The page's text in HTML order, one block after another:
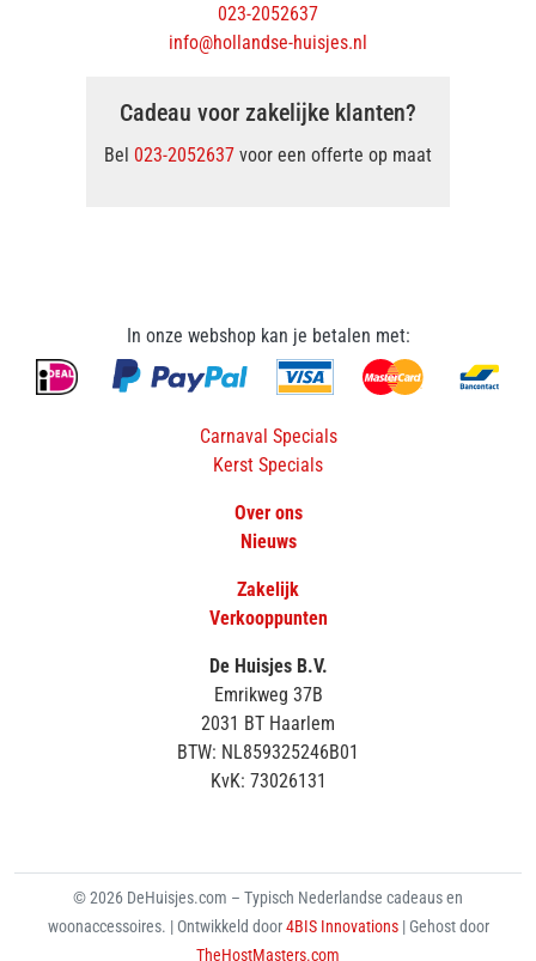
023-2052637
info@hollandse-huisjes.nl
Cadeau voor zakelijke klanten?
Bel 023-2052637 voor een offerte op maat
In onze webshop kan je betalen met:
Carnaval Specials
Kerst Specials
Over ons
Nieuws
Zakelijk
Verkooppunten
De Huisjes B.V.
Emrikweg 37B
2031 BT Haarlem
BTW: NL859325246B01
KvK: 73026131
© 2026 DeHuisjes.com – Typisch Nederlandse cadeaus en
woonaccessoires. | Ontwikkeld door4BIS Innovations | Gehost door
TheHostMasters.com